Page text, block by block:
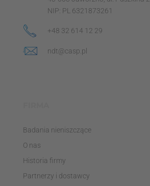
NIP: PL 6321873261
+48 32 614 12 29
ndt@casp.pl
Badania nieniszczące
O nas
Historia firmy
Partnerzy i dostawcy